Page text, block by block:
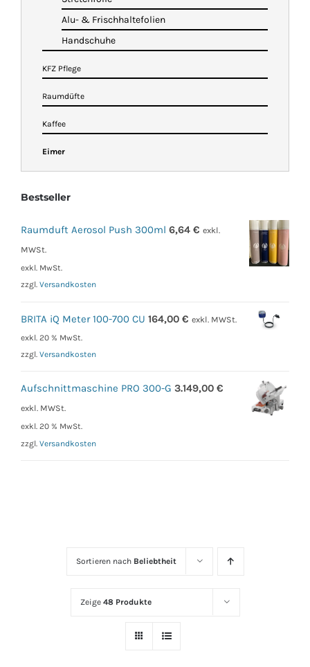
Sortieren nach Beliebtheit
Zeige 48 Produkte
Alu- & Frischhaltefolien
Handschuhe
KFZ Pflege
Raumdüfte
Kaffee
Eimer
Bestseller
Raumduft Aerosol Push 300ml 6,64 € exkl.
MWSt.
exkl. MwSt.
zzgl. Versandkosten
BRITA iQ Meter 100-700 CU 164,00 € exkl. MWSt.
exkl. 20 % MwSt.
zzgl. Versandkosten
Aufschnittmaschine PRO 300-G 3.149,00 €
exkl. MWSt.
exkl. 20 % MwSt.
zzgl. Versandkosten